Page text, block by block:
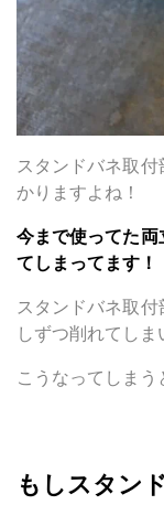
スタンドバネ取
かりますよね！
今まで使ってた
てしまってます！
スタンドバネ取
しずつ削れてしま
こうなってしまう
もしスタン